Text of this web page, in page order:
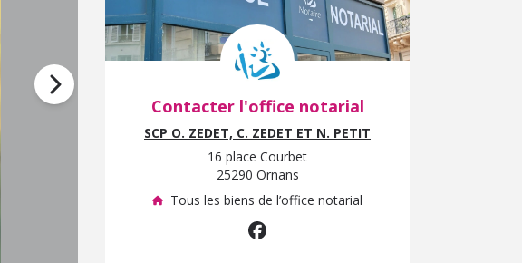
Contacter l'office notarial
SCP O. ZEDET, C. ZEDET ET N. PETIT
16 place Courbet
25290 Ornans
Tous les biens de l’office notarial